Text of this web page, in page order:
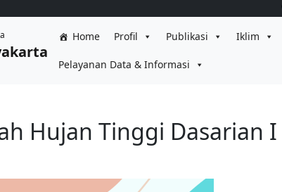
Home Profil Publikasi Iklim
Pelayanan Data & Informasi
Hujan Tinggi Dasarian